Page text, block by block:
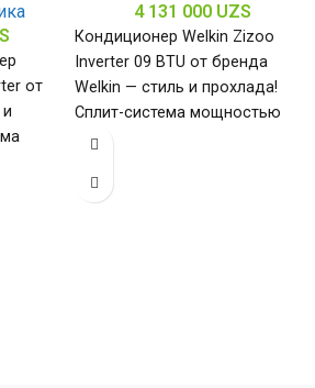
от
4 131 000 UZS
Кондиционер Welkin Zizoo
Inverter 09 BTU от бренда
Welkin — стиль и прохлада!
Сплит-система мощностью
9000 БТЕ для помещений до